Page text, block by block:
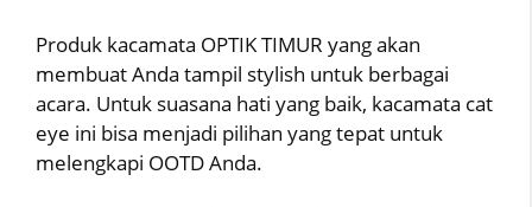
Produk kacamata OPTIK TIMUR yang akan
membuat Anda tampil stylish untuk berbagai
acara. Untuk suasana hati yang baik, kacamata cat
eye ini bisa menjadi pilihan yang tepat untuk
melengkapi OOTD Anda.